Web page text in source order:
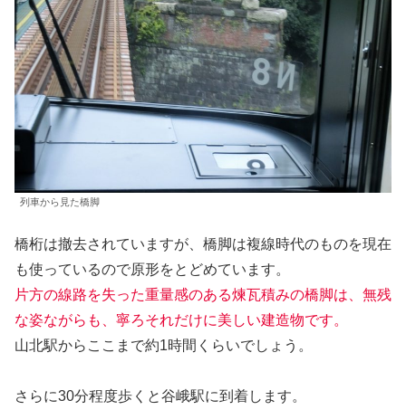
列車から見た橋脚
橋桁は撤去されていますが、橋脚は複線時代のものを現在
も使っているので原形をとどめています。
片方の線路を失った重量感のある煉瓦積みの橋脚は、無残
な姿ながらも、寧ろそれだけに美しい建造物です。
山北駅からここまで約1時間くらいでしょう。
さらに30分程度歩くと谷峨駅に到着します。